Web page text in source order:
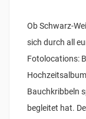
Ob Schwarz-
sich durch all
Fotolocations:
Bauchkribbeln
begleitet hat.